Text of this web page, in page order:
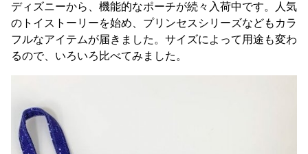
ディズニーから、機能的なポーチが続々入荷中です。人気
のトイストーリーを始め、プリンセスシリーズなどもカラ
フルなアイテムが届きました。サイズによって用途も変わ
るので、いろいろ比べてみました。